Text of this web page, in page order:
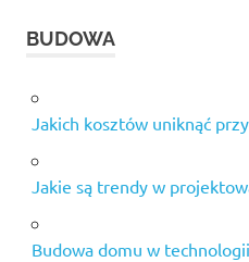
BUDOWA
Jakich kosztów uniknąć
Jakie są trendy w
Budowa domu w